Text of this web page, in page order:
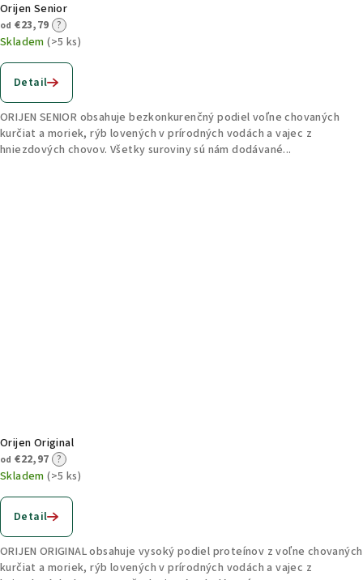
Orijen Senior
od €23,79 ?
Skladem(>5 ks)
Detail
ORIJEN SENIOR obsahuje bezkonkurenčný podiel voľne chovaných
kurčiat a moriek, rýb lovených v prírodných vodách a vajec z
hniezdových chovov. Všetky suroviny sú nám dodávané...
Orijen Original
od €22,97 ?
Skladem(>5 ks)
Detail
ORIJEN ORIGINAL obsahuje vysoký podiel proteínov z voľne chovaných
kurčiat a moriek, rýb lovených v prírodných vodách a vajec z